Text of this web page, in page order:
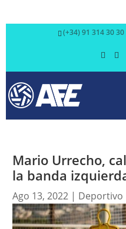
(+34) 91 314 30 30
Mario Urrecho,
la banda
Ago 13, 2022| Deportivo